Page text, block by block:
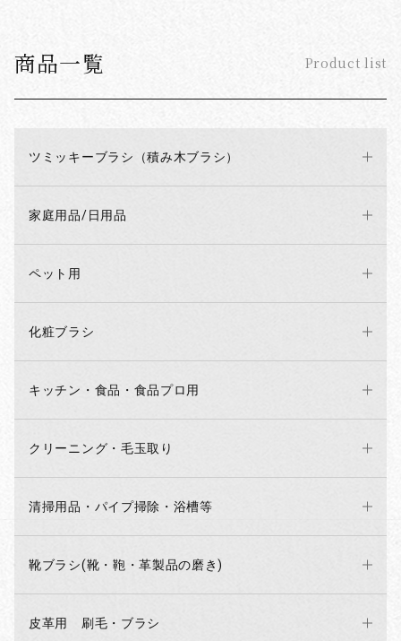
商品一覧 Product list
ツミッキーブラシ（積み木ブラシ）
家庭用品/日用品
ペット用
化粧ブラシ
キッチン・食品・食品プロ用
クリーニング・毛玉取り
清掃用品・パイプ掃除・浴槽等
靴ブラシ(靴・鞄・革製品の磨き)
皮革用 刷毛・ブラシ